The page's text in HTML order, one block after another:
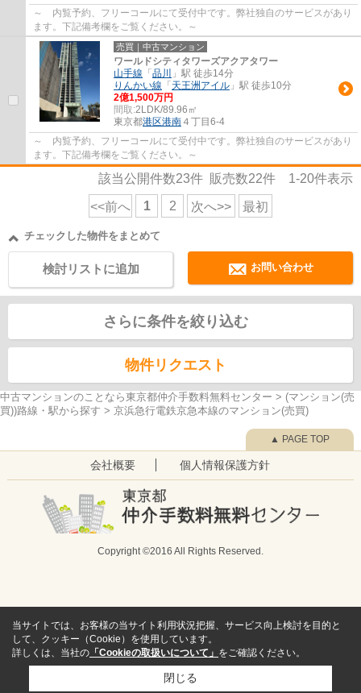
～ 内覧予約、フリーコールにて受付中です。弊社独自のサービスがあり
ます。下記備考欄をご覧ください。～
売買｜中古マンション
ワールドシティタワーズアクアタワー
山手線 「 品川
」駅 徒歩14分
りんかい線 「 天王洲アイル 」駅 徒歩10分
2億1,500万円
間取:2LDK/89.96㎡
東京都港区港南 ４丁目6-4
～ 内覧予約、フリーコールにて受付中です。弊社独自のサービスがあり
ます。下記備考欄をご覧ください。～
該当公開件数23件 販売数22件 1-20件表示
<<前へ 1 2 次へ>> 最初
チェックした物件をまとめて
お問い合わせ
検討リストに追加
さらに条件を絞り込む
物件リクエスト
中古マンションのことなら東京都仲介手数料無料センター > (マンション(売
買))路線・駅から探す > 京浜急行電鉄京急本線のマンション(売買)
会社概要 個人情報保護方針
Copyright ©2016 All Rights Reserved.
▲ PAGE TOP
当サイトでは、お客様の当サイト利用状況把握、サービス向上検討を目的と
して、クッキー（Cookie）を使用しています。
詳しくは、当社の 「Cookieの取扱いについて」 をご確認ください。
閉じる